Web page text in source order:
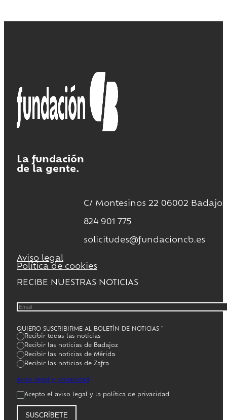
La fundación
de la gente.
C/ Montesinos 22 06002 Badajoz
824 901 775
solicitudes@fundacioncb.es
Aviso legal
Política de cookies
RECIBE NUESTRAS NOTICIAS
QUIERO SUSCRIBIRME AL BOLETÍN DE NOTICIAS
Recibir todas las noticias
Recibir las noticias de Badajoz
Recibir las noticias de Mérida
Recibir las noticias de Zafra
Aviso legal y privacidad
Acepto el aviso legal y la política de privacidad
SUSCRÍBETE